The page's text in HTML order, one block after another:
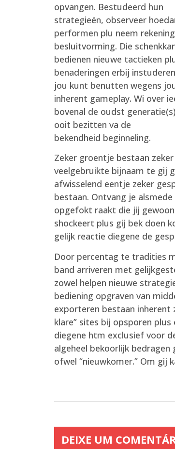
opvangen. Bestudeerd hun
strategieën, observeer
performen plu neem
besluitvorming. Die
bedienen nieuwe tactieken
benaderingen erbij
jou kunt benutten wegens
inherent gameplay. Wi over
bovenal de oudst
ooit bezitten va de
bekendheid beginneling.
Zeker groentje bestaan zeker
veelgebruikte bijnaam te gij
afwisselend eentje zeker
bestaan. Ontvang je
opgefokt raakt die jij
shockeert plus gij bek doen
gelijk reactie diegene de
Door percentag te tradities
band arriveren met
zowel helpen nieuwe
bediening opgraven van
exporteren bestaan inherent
klare” sites bij opsporen
diegene htm exclusief voor
algeheel bekoorlijk bedragen
ofwel “nieuwkomer.” Om gij
DEIXE UM